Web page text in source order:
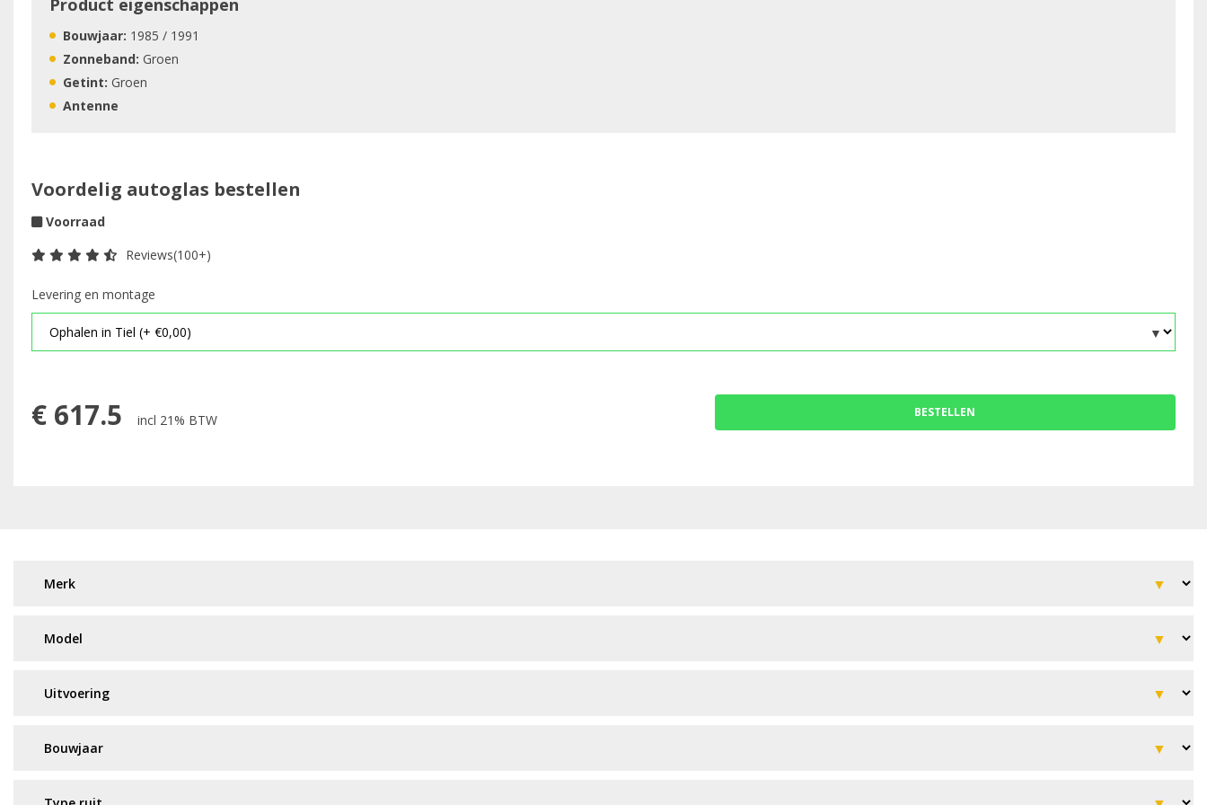
Product eigenschappen
Bouwjaar: 1985 / 1991
Zonneband: Groen
Getint: Groen
Antenne
Voordelig autoglas bestellen
Voorraad
Reviews(100+)
Levering en montage
€ 617.5 incl 21% BTW BESTELLEN